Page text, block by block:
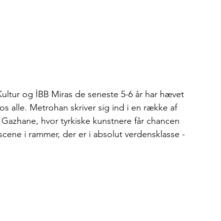
og İBB Miras de seneste 5-6 år har hævet
alle. Metrohan skriver sig ind i en række af
hvor tyrkiske kunstnere får chancen
i rammer, der er i absolut verdensklasse -